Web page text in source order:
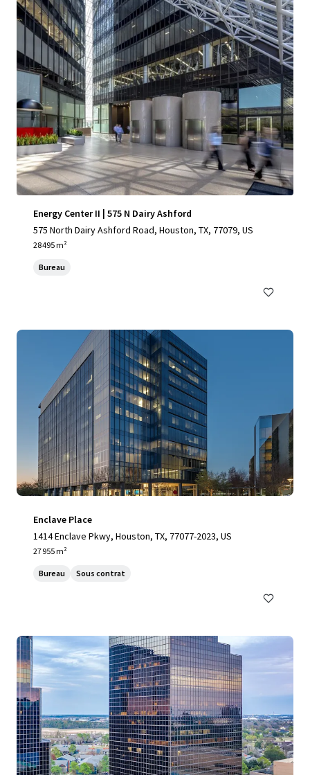
Energy Center II | 575 N Dairy Ashford
575 North Dairy Ashford Road, Houston, TX, 77079, US
28 495 m²
Bureau
Enclave Place
1414 Enclave Pkwy, Houston, TX, 77077-2023, US
27 955 m²
Bureau Sous contrat